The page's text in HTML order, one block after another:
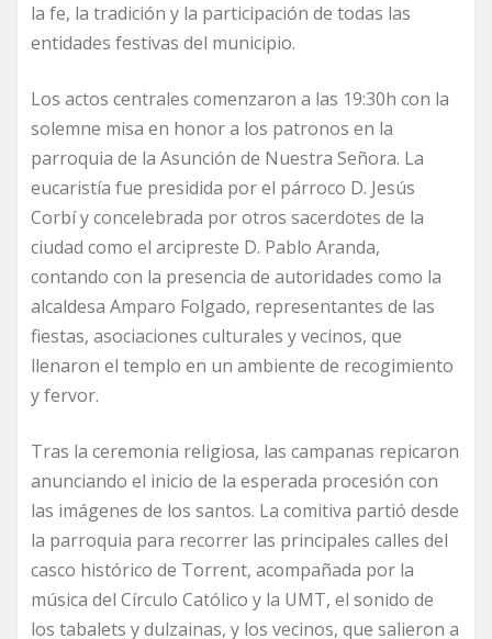
la fe, la tradición y la participación de todas las
entidades festivas del municipio.
Los actos centrales comenzaron a las 19:30h con la
solemne misa en honor a los patronos en la
parroquia de la Asunción de Nuestra Señora. La
eucaristía fue presidida por el párroco D. Jesús
Corbí y concelebrada por otros sacerdotes de la
ciudad como el arcipreste D. Pablo Aranda,
contando con la presencia de autoridades como la
alcaldesa Amparo Folgado, representantes de las
fiestas, asociaciones culturales y vecinos, que
llenaron el templo en un ambiente de recogimiento
y fervor.
Tras la ceremonia religiosa, las campanas repicaron
anunciando el inicio de la esperada procesión con
las imágenes de los santos. La comitiva partió desde
la parroquia para recorrer las principales calles del
casco histórico de Torrent, acompañada por la
música del Círculo Católico y la UMT, el sonido de
los tabalets y dulzainas, y los vecinos, que salieron a